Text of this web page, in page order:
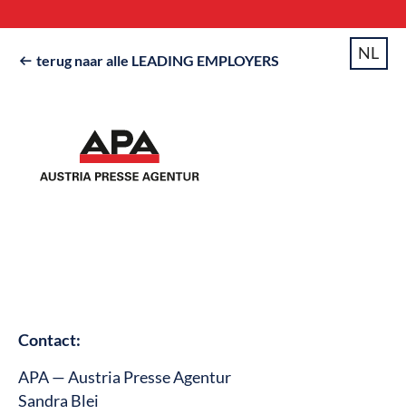
 terug naar alle LEADING EMPLOYERS NL
Contact:
APA — Austria Presse Agentur
Sandra Blei